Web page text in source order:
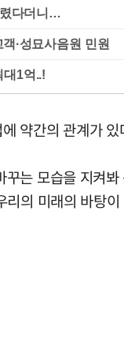
다더니…
·성묘사음원 민원
약간의 관계가
는 모습을 지켜
의 미래의 바탕